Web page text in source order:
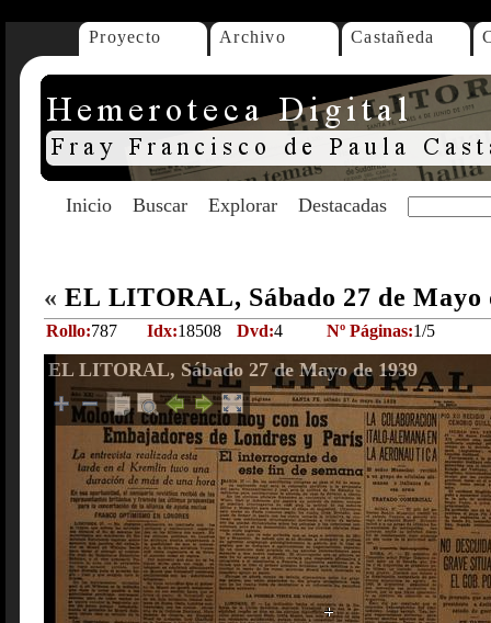
Proyecto Archivo Castañeda
Inicio Buscar Explorar Destacadas
« EL LITORAL, Sábado 27 de Mayo
Rollo:787 Idx:18508 Dvd:4 Nº Páginas:1/5
EL LITORAL, Sábado 27 de Mayo de 1939